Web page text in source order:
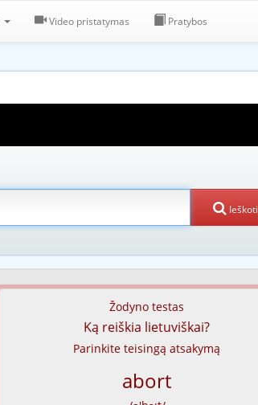
Video pristatymas Pratybos
Ieškoti
Žodyno testas
Ką reiškia lietuviškai?
Parinkite teisingą atsakymą
abort